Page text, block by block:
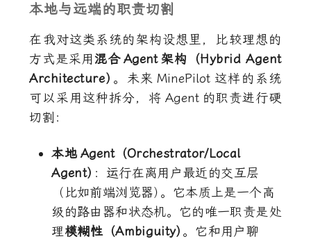
本地与远端的职责切割
在我对这类系统的架构设想里，比较理想的
方式是采用混合 Agent 架构（Hybrid Agent
Architecture）。未来 MinePilot 这样的系统
可以采用这种拆分，将 Agent 的职责进行硬
切割：
本地 Agent（Orchestrator/Local
Agent）：运行在离用户最近的交互层
（比如前端浏览器）。它本质上是一个高
级的路由器和状态机。它的唯一职责是处
理模糊性（Ambiguity）。它和用户聊